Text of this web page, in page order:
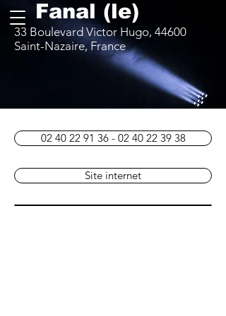
Fanal (le)
33 Boulevard Victor Hugo, 44600
Saint-Nazaire, France
02 40 22 91 36 - 02 40 22 39 38
Site internet